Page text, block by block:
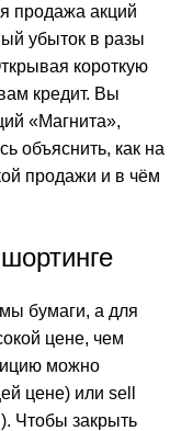
продажа акций
убыток в разы
короткую
кредит. Вы
«Магнита»,
объяснить, как на
продажи и в чём
бумаги, а для
цене, чем
можно
цене) или sell
Чтобы закрыть